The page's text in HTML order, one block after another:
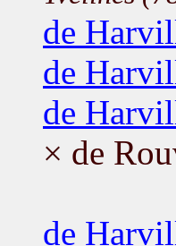
de
de
de
× de
de